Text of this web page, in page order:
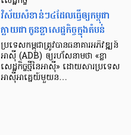
វិស័យ​សំខាន់ៗ​៤​ដែល​ធ្វើ​ឲ្យ​កម្ពុជា​
ក្លាយ​ជា​កូន​ខ្លា​សេដ្ឋកិច្ច​ក្នុង​តំបន់
ប្រទេស​កម្ពុជា​ត្រូវ​បាន​ធនាគារ​អភិវឌ្ឍន៍​
អាស៊ី (ADB) ឲ្យ​រហ័ស​នាមថា «ខ្លា​
សេដ្ឋកិច្ច​ថ្មី​នៃ​អាស៊ី» ដោយសារ​ប្រទេស​
អាស៊ី​អាគ្នេយ៍​មួយ​ន…